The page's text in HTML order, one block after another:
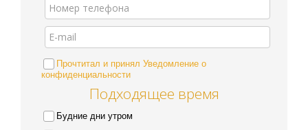
Прочтитал и принял Уведомление о
конфиденциальности
Подходящее время
Будние дни утром